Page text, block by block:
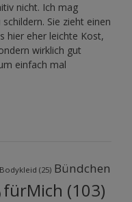
nicht. Ich mag
Sie zieht einen
hier eher leichte Kost,
wirklich gut
einfach mal
Bodykleid (25) Bündchen
fürMich (103)